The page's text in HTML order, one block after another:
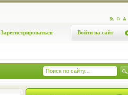
Войти на сайт
Зарегистрироваться